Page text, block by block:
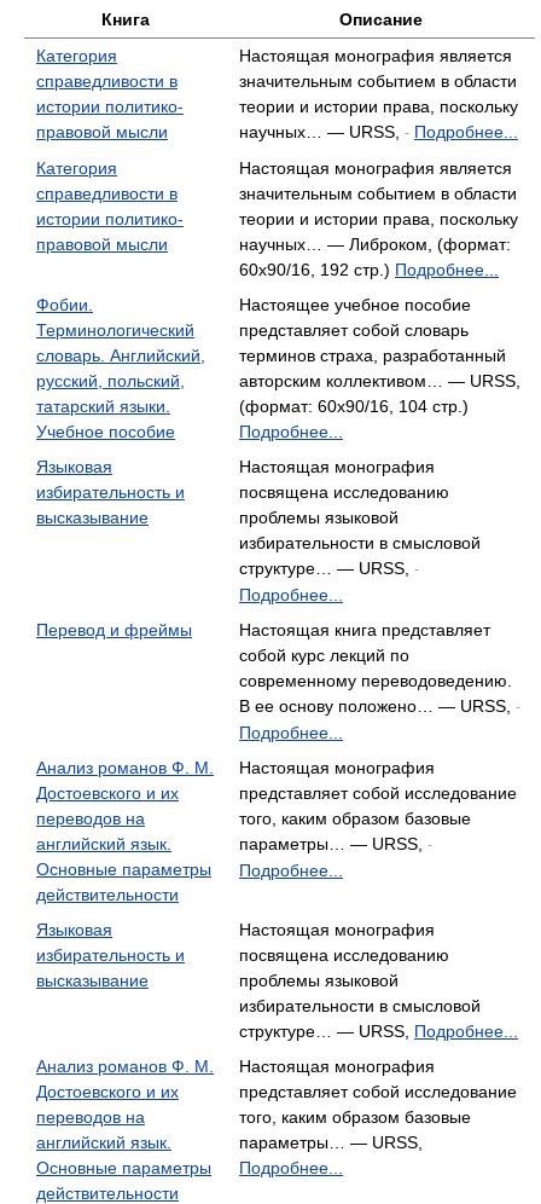
Книга
Описание
Категория
справедливости в
истории политико-
правовой мысли
Настоящая монография является
значительным событием в области
теории и истории права, поскольку
научных… — URSS,
- Подробнее...
Категория
справедливости в
истории политико-
правовой мысли
Настоящая монография является
значительным событием в области
теории и истории права, поскольку
научных… — Либроком, (формат:
60x90/16, 192 стр.) Подробнее...
Фобии.
Терминологический
словарь. Английский,
русский, польский,
татарский языки.
Учебное пособие
Настоящее учебное пособие
представляет собой словарь
терминов страха, разработанный
авторским коллективом… — URSS,
(формат: 60x90/16, 104 стр.)
Подробнее...
Языковая
избирательность и
высказывание
Настоящая монография
посвящена исследованию
проблемы языковой
избирательности в смысловой
структуре… — URSS,
-
Подробнее...
Перевод и фреймы
Настоящая книга представляет
собой курс лекций по
современному переводоведению.
В ее основу положено… — URSS,
-
Подробнее...
Анализ романов Ф. М.
Достоевского и их
переводов на
английский язык.
Основные параметры
действительности
Настоящая монография
представляет собой исследование
того, каким образом базовые
параметры… — URSS,
-
Подробнее...
Языковая
избирательность и
высказывание
Настоящая монография
посвящена исследованию
проблемы языковой
избирательности в смысловой
структуре… — URSS, Подробнее...
Анализ романов Ф. М.
Достоевского и их
переводов на
английский язык.
Основные параметры
действительности
Настоящая монография
представляет собой исследование
того, каким образом базовые
параметры… — URSS,
Подробнее...